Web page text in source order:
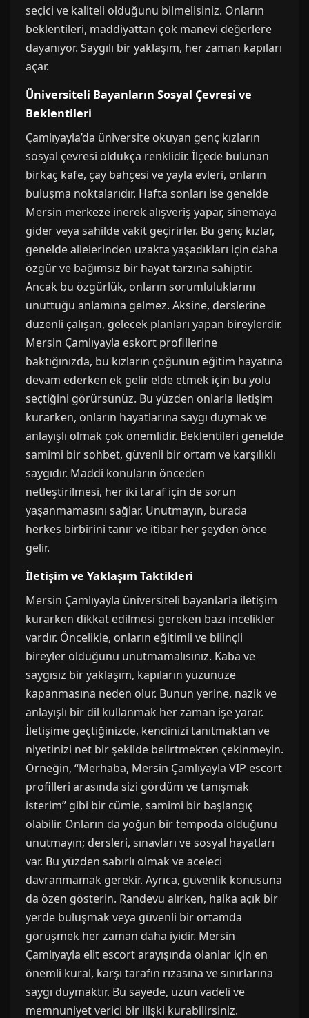
seçici ve kaliteli olduğunu bilmelisiniz. Onların
beklentileri, maddiyattan çok manevi değerlere
dayanıyor. Saygılı bir yaklaşım, her zaman kapıları
açar.
Üniversiteli Bayanların Sosyal Çevresi ve
Beklentileri
Çamlıyayla’da üniversite okuyan genç kızların
sosyal çevresi oldukça renklidir. İlçede bulunan
birkaç kafe, çay bahçesi ve yayla evleri, onların
buluşma noktalarıdır. Hafta sonları ise genelde
Mersin merkeze inerek alışveriş yapar, sinemaya
gider veya sahilde vakit geçirirler. Bu genç kızlar,
genelde ailelerinden uzakta yaşadıkları için daha
özgür ve bağımsız bir hayat tarzına sahiptir.
Ancak bu özgürlük, onların sorumluluklarını
unuttuğu anlamına gelmez. Aksine, derslerine
düzenli çalışan, gelecek planları yapan bireylerdir.
Mersin Çamlıyayla eskort profillerine
baktığınızda, bu kızların çoğunun eğitim hayatına
devam ederken ek gelir elde etmek için bu yolu
seçtiğini görürsünüz. Bu yüzden onlarla iletişim
kurarken, onların hayatlarına saygı duymak ve
anlayışlı olmak çok önemlidir. Beklentileri genelde
samimi bir sohbet, güvenli bir ortam ve karşılıklı
saygıdır. Maddi konuların önceden
netleştirilmesi, her iki taraf için de sorun
yaşanmamasını sağlar. Unutmayın, burada
herkes birbirini tanır ve itibar her şeyden önce
gelir.
İletişim ve Yaklaşım Taktikleri
Mersin Çamlıyayla üniversiteli bayanlarla iletişim
kurarken dikkat edilmesi gereken bazı incelikler
vardır. Öncelikle, onların eğitimli ve bilinçli
bireyler olduğunu unutmamalısınız. Kaba ve
saygısız bir yaklaşım, kapıların yüzünüze
kapanmasına neden olur. Bunun yerine, nazik ve
anlayışlı bir dil kullanmak her zaman işe yarar.
İletişime geçtiğinizde, kendinizi tanıtmaktan ve
niyetinizi net bir şekilde belirtmekten çekinmeyin.
Örneğin, “Merhaba, Mersin Çamlıyayla VIP escort
profilleri arasında sizi gördüm ve tanışmak
isterim” gibi bir cümle, samimi bir başlangıç
olabilir. Onların da yoğun bir tempoda olduğunu
unutmayın; dersleri, sınavları ve sosyal hayatları
var. Bu yüzden sabırlı olmak ve aceleci
davranmamak gerekir. Ayrıca, güvenlik konusuna
da özen gösterin. Randevu alırken, halka açık bir
yerde buluşmak veya güvenli bir ortamda
görüşmek her zaman daha iyidir. Mersin
Çamlıyayla elit escort arayışında olanlar için en
önemli kural, karşı tarafın rızasına ve sınırlarına
saygı duymaktır. Bu sayede, uzun vadeli ve
memnuniyet verici bir ilişki kurabilirsiniz.